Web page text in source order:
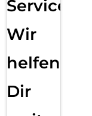
Service:
Wir
helfen
Dir